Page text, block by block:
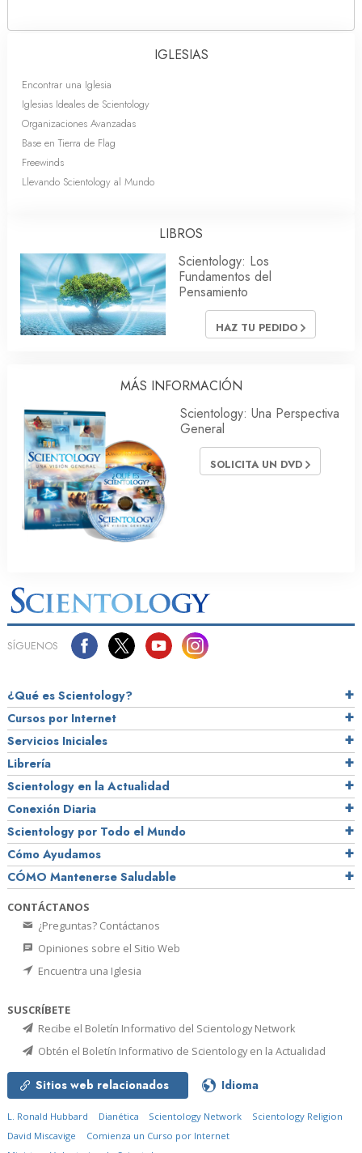
IGLESIAS
Encontrar una Iglesia
Iglesias Ideales de Scientology
Organizaciones Avanzadas
Base en Tierra de Flag
Freewinds
Llevando Scientology al Mundo
LIBROS
Scientology: Los
Fundamentos del
Pensamiento
HAZ TU PEDIDO
MÁS INFORMACIÓN
Scientology: Una Perspectiva
General
SOLICITA UN DVD
SÍGUENOS
¿Qué es Scientology?
Cursos por Internet
Servicios Iniciales
Librería
Scientology en la Actualidad
Conexión Diaria
Scientology por Todo el Mundo
Cómo Ayudamos
CÓMO Mantenerse Saludable
CONTÁCTANOS
¿Preguntas? Contáctanos
Opiniones sobre el Sitio Web
Encuentra una Iglesia
SUSCRÍBETE
Recibe el Boletín Informativo del Scientology Network
Obtén el Boletín Informativo de Scientology en la Actualidad
Sitios web relacionados Idioma
L. Ronald Hubbard Dianética Scientology Network
Scientology Religion
David Miscavige
Comienza un Curso por Internet